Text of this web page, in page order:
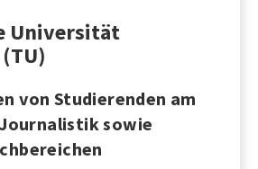
Universität
von Studierenden am
sowie